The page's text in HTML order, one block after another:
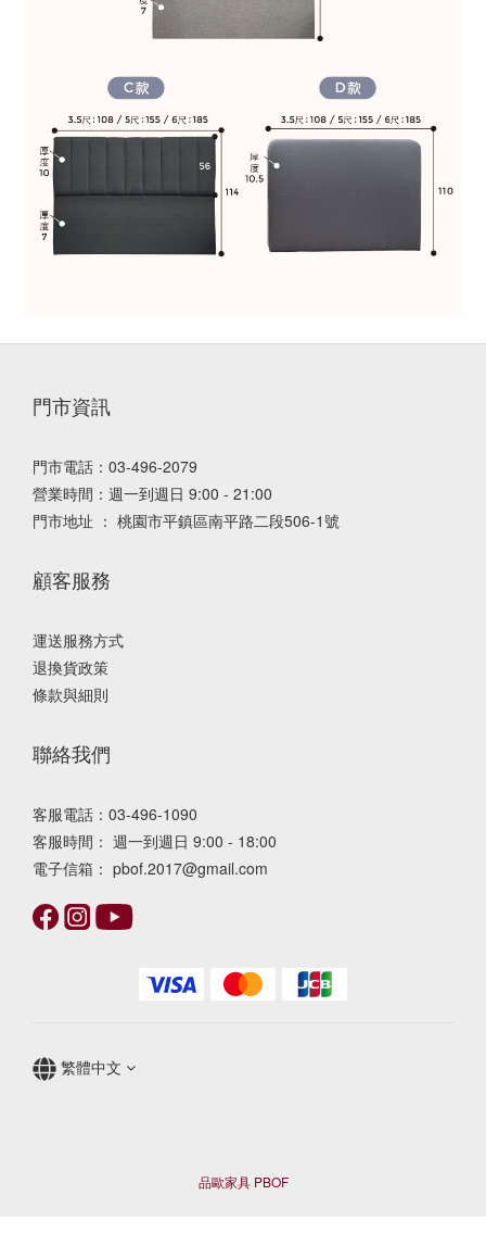
門市資訊
門市電話：03-496-2079
營業時間：週一到週日 9:00 - 21:00
門市地址 ： 桃園市平鎮區南平路二段506-1號
顧客服務
運送服務方式
退換貨政策
條款與細則
聯絡我們
客服電話：03-496-1090
客服時間： 週一到週日 9:00 - 18:00
電子信箱： pbof.2017@gmail.com
繁體中文
品歐家具 PBOF